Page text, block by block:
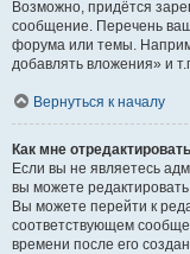
Возможно, придётся
сообщение. Перечень
форума или темы.
добавлять вложения» и
Вернуться к началу
Как мне
Если вы не являетесь
вы можете
Вы можете перейти к
соответствующем
времени после его